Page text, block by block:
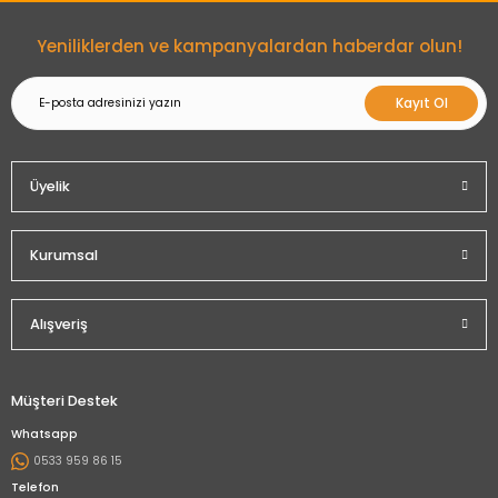
Yeniliklerden ve kampanyalardan haberdar olun!
Kayıt Ol
Üyelik
Kurumsal
Alışveriş
Müşteri Destek
Whatsapp
0533 959 86 15
Telefon